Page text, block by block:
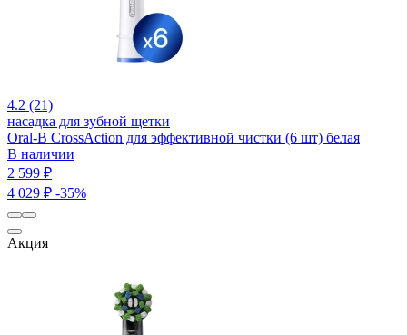
4.2 (21)
насадка для зубной щетки
Oral-B CrossAction для эффективной чистки (6 шт) белая
В наличии
2 599 ₽
4 029 ₽ -35%
Акция